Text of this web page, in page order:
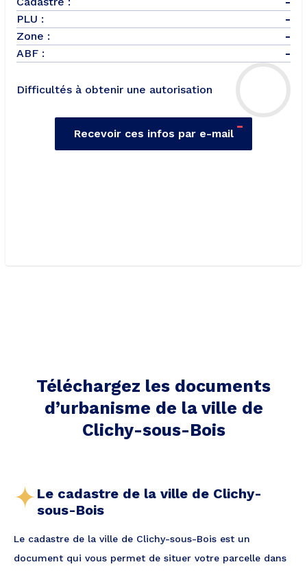
PLU :
-
Zone :
-
ABF :
-
Difficultés à obtenir une autorisation
-
Recevoir ces infos par e-mail
Téléchargez les documents
d’urbanisme de la ville de
Clichy-sous-Bois
Le cadastre de la ville de Clichy-
sous-Bois
Le cadastre de la ville de Clichy-sous-Bois est un
document qui vous permet de situer votre parcelle dans